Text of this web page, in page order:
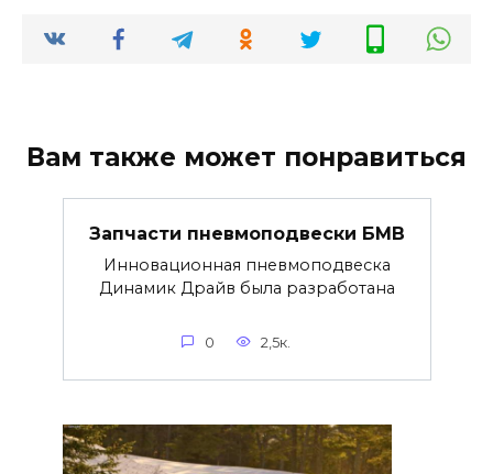
Вам также может понравиться
Запчасти пневмоподвески БМВ
Инновационная пневмоподвеска
Динамик Драйв была разработана
0 2,5к.